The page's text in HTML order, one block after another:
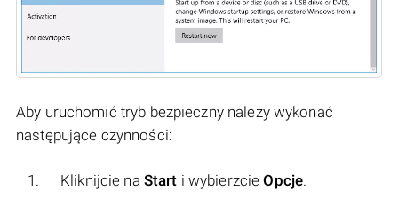
Aby uruchomić tryb bezpieczny należy wykonać
następujące czynności:
Kliknijcie na Start i wybierzcieOpcje.